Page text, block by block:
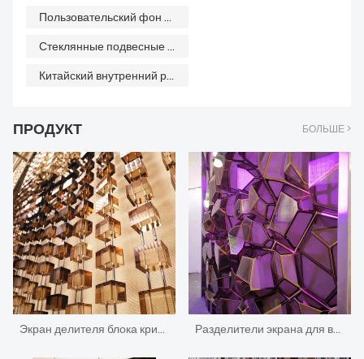
Пользовательский фон с экраном делителя китайской живописи
Стеклянные подвесные перегородки
Китайский внутренний разделительный экран
ПРОДУКТ БОЛЬШЕ >
Экран делителя блока кристаллического блока стойки регистрации гостиницы уникального дизайна большой Разделители экрана для вестибюля отеля